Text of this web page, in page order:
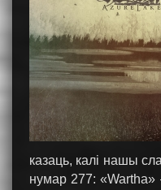
казаць, калі нашы
нумар 277: